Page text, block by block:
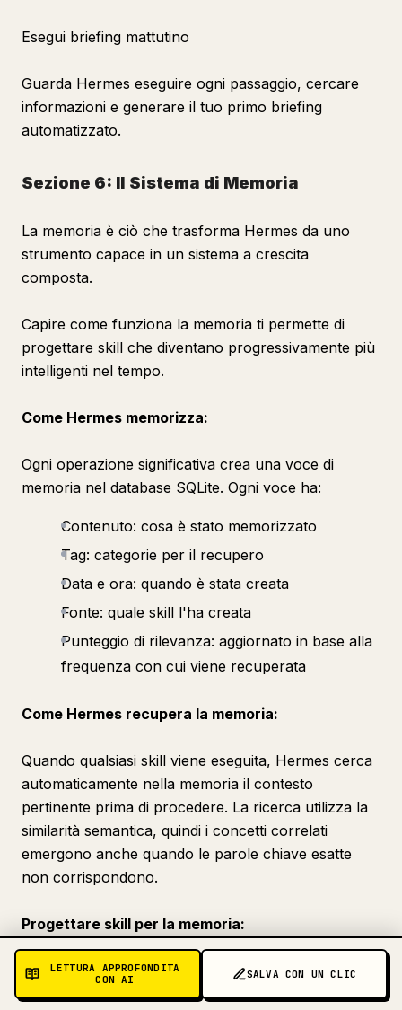
Esegui briefing mattutino
Guarda Hermes eseguire ogni passaggio, cercare
informazioni e generare il tuo primo briefing
automatizzato.
Sezione 6: Il Sistema di Memoria
La memoria è ciò che trasforma Hermes da uno
strumento capace in un sistema a crescita
composta.
Capire come funziona la memoria ti permette di
progettare skill che diventano progressivamente più
intelligenti nel tempo.
Come Hermes memorizza:
Ogni operazione significativa crea una voce di
memoria nel database SQLite. Ogni voce ha:
Contenuto: cosa è stato memorizzato
Tag: categorie per il recupero
Data e ora: quando è stata creata
Fonte: quale skill l'ha creata
Punteggio di rilevanza: aggiornato in base alla
frequenza con cui viene recuperata
Come Hermes recupera la memoria:
Quando qualsiasi skill viene eseguita, Hermes cerca
automaticamente nella memoria il contesto
pertinente prima di procedere. La ricerca utilizza la
similarità semantica, quindi i concetti correlati
emergono anche quando le parole chiave esatte
non corrispondono.
Progettare skill per la memoria:
Includi istruzioni di memoria esplicite in ogni skill:
LETTURA APPROFONDITA
CON AI
SALVA CON UN CLIC